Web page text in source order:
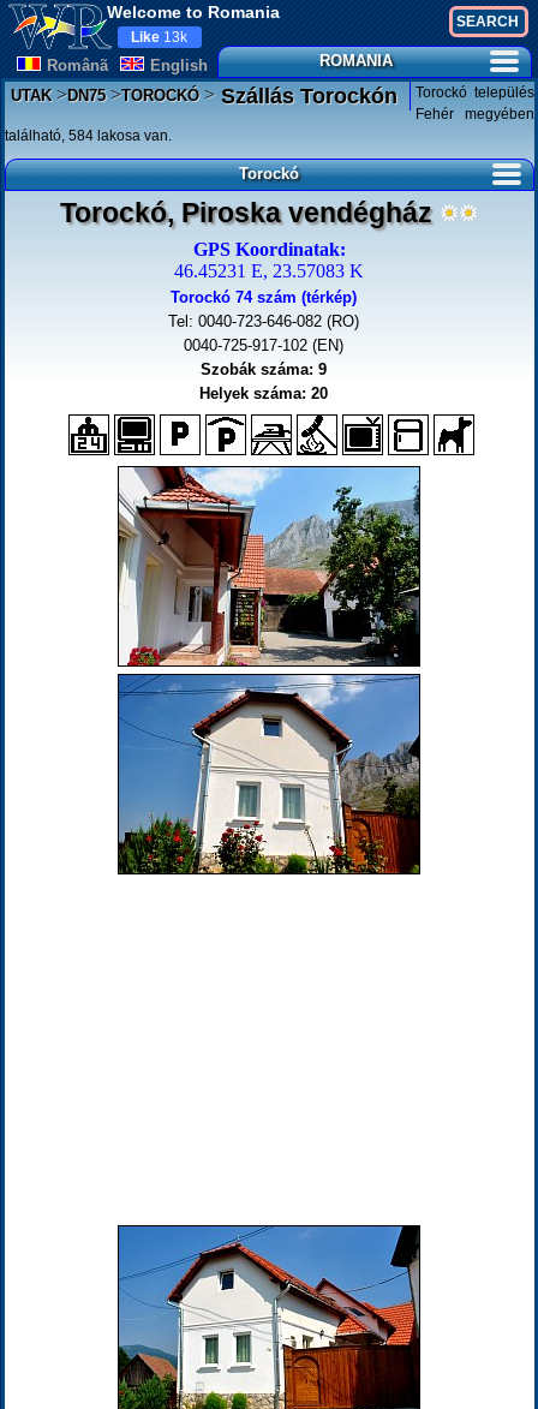
Welcome to Romania
Românã English
Like 13k
ROMANIA
UTAK>DN75>TOROCKÓ>Szállás Torockón
Torockó település
Fehér megyében
található, 584 lakosa van.
Torockó
Torockó, Piroska vendégház
GPS Koordinatak:
46.45231 E, 23.57083 K
Torockó 74 szám (térkép)
Tel: 0040-723-646-082 (RO)
0040-725-917-102 (EN)
Szobák száma: 9
Helyek száma: 20